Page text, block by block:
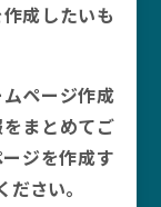
成したいも
ページ作成
まとめてご
ジを作成す
さい。